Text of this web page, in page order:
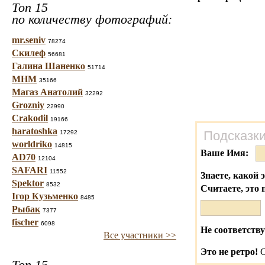
Топ 15
по количеству фотографий:
mr.seniv 78274
Скилеф 56681
Галина Шаненко 51714
МНМ 35166
Магаз Анатолий 32292
Grozniy 22990
Crakodil 19166
haratoshka 17292
worldriko 14815
AD70 12104
SAFARI 11552
Spektor 8532
Ігор Кузьменко 8485
Рыбак 7377
fischer 6098
Все участники >>
Ваше Имя:
Знаете, какой
Считаете, это
Не
Это не ретро!